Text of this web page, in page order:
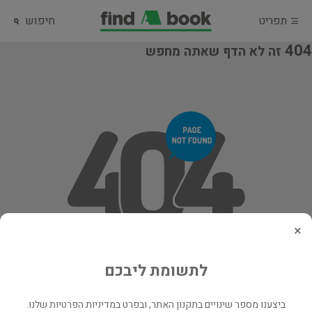
תפריט חיפוש
404 זה לא הדף שאתה מחפש
×
לתשומת ליבכם
ביצענו מספר שינויים בתקנון האתר, ובפרט במדיניות הפרטיות שלנו.